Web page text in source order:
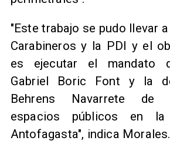
"Este trabajo se pudo llevar
Carabineros y la PDI y el
es ejecutar el mandato
Gabriel Boric Font y la
Behrens Navarrete de
espacios públicos en
Antofagasta", indica Morales.